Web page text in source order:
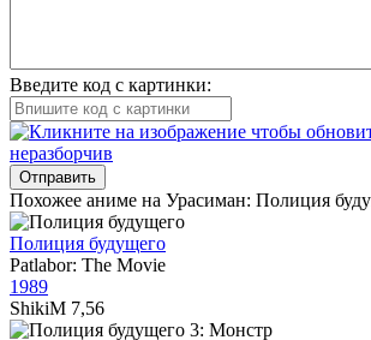
Введите код с картинки:
Отправить
Похожее аниме на Урасиман: Полиция
Полиция будущего
Patlabor: The Movie
1989
ShikiM 7,56